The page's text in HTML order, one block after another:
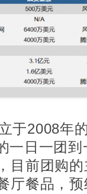
于2008年
一日一团
目前团购
厅餐品，